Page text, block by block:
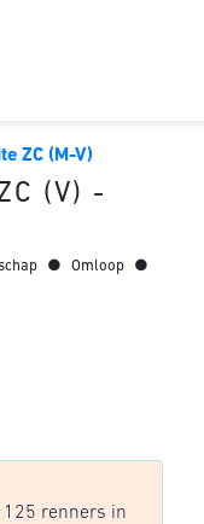
ZC (M-V)
(V) -
● Omloop ●
125 renners in